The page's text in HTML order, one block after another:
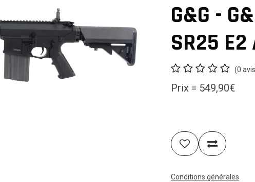
G&G -
SR25 E2
(0
Prix = 549,90€
Conditions générales